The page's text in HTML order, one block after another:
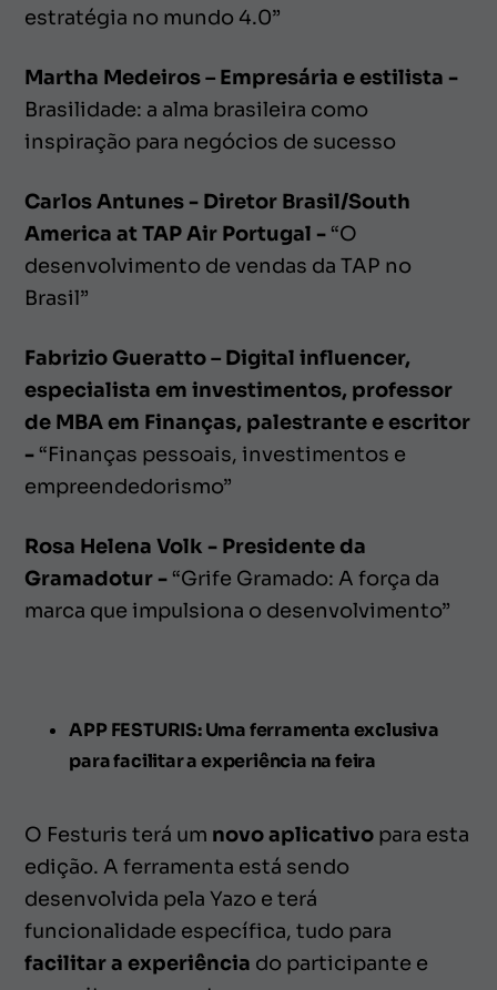
estratégia no mundo 4.0”
Martha Medeiros – Empresária e estilista -
Brasilidade: a alma brasileira como
inspiração para negócios de sucesso
Carlos Antunes - Diretor Brasil/South
America at TAP Air Portugal -“O
desenvolvimento de vendas da TAP no
Brasil”
Fabrizio Gueratto – Digital influencer,
especialista em investimentos, professor
de MBA em Finanças, palestrante e escritor
- “Finanças pessoais, investimentos e
empreendedorismo”
Rosa Helena Volk - Presidente da
Gramadotur - “Grife Gramado: A força da
marca que impulsiona o desenvolvimento”
APP FESTURIS: Uma ferramenta exclusiva
para facilitar a experiência na feira
O Festuris terá um novo aplicativopara esta
edição. A ferramenta está sendo
desenvolvida pela Yazo e terá
funcionalidade específica, tudo para
facilitar a experiência do participante e